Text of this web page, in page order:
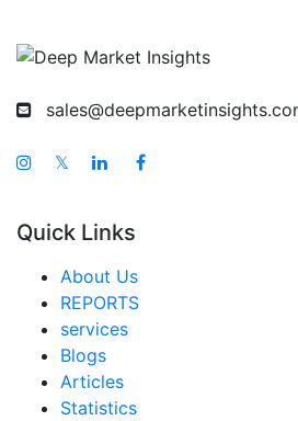
インド キャノーラ油市場
日本 キャノーラ油市場
東南アジア キャノーラ油市場
中東・アフリカ キャノーラ油市
アラブ首長国連邦 キャノーラ油
サウジアラビア キャノーラ油市
𝕏
Quick Links
About Us
REPORTS
services
Blogs
Articles
Statistics